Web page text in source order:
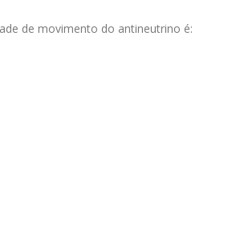
de movimento do antineutrino é: